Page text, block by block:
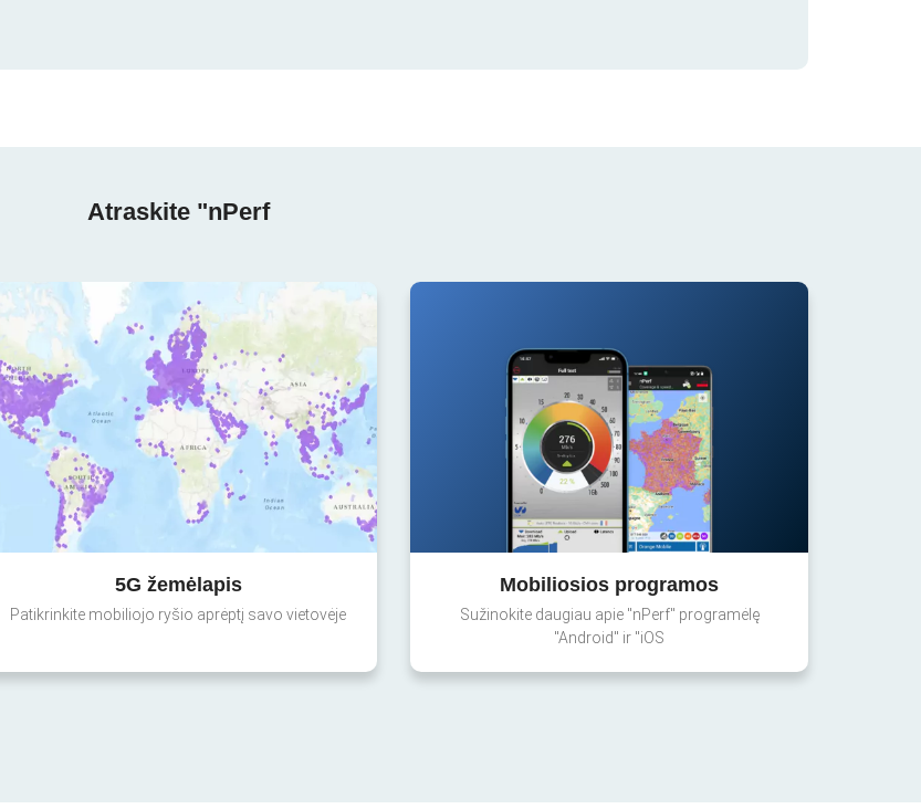
Atraskite "nPerf
5G žemėlapis
Patikrinkite mobiliojo ryšio aprėptį savo vietovėje
Mobiliosios programos
Sužinokite daugiau apie "nPerf" programėlę
"Android" ir "iOS